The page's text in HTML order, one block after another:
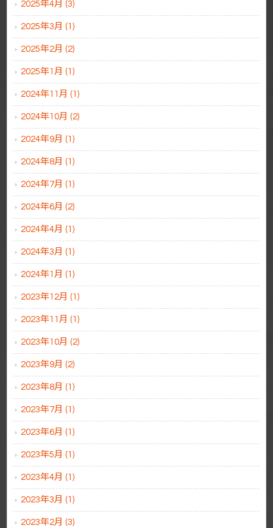
2025年4月 (3)
2025年3月 (1)
2025年2月 (2)
2025年1月 (1)
2024年11月 (1)
2024年10月 (2)
2024年9月 (1)
2024年8月 (1)
2024年7月 (1)
2024年6月 (2)
2024年4月 (1)
2024年3月 (1)
2024年1月 (1)
2023年12月 (1)
2023年11月 (1)
2023年10月 (2)
2023年9月 (2)
2023年8月 (1)
2023年7月 (1)
2023年6月 (1)
2023年5月 (1)
2023年4月 (1)
2023年3月 (1)
2023年2月 (3)